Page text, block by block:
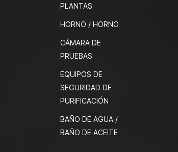
PLANTAS
HORNO / HORNO
CÁMARA DE
PRUEBAS
EQUIPOS DE
SEGURIDAD DE
PURIFICACIÓN
BAÑO DE AGUA /
BAÑO DE ACEITE